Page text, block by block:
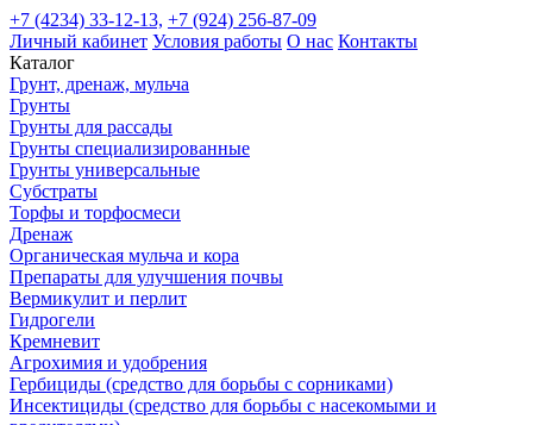
+7 (4234) 33-12-13, +7 (924) 256-87-09
Личный кабинет Условия работы О нас Контакты
Каталог
Грунт, дренаж, мульча
Грунты
Грунты для рассады
Грунты специализированные
Грунты универсальные
Субстраты
Торфы и торфосмеси
Дренаж
Органическая мульча и кора
Препараты для улучшения почвы
Вермикулит и перлит
Гидрогели
Кремневит
Агрохимия и удобрения
Гербициды (средство для борьбы с сорниками)
Инсектициды (средство для борьбы с насекомыми и